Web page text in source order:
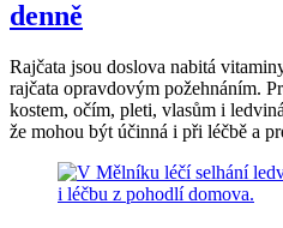
denně
Rajčata jsou doslova nabitá
rajčata opravdovým požehnáním.
kostem, očím, pleti, vlasům i
že mohou být účinná i při léčbě a